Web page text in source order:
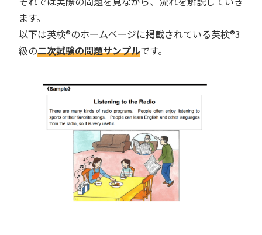
ます。
以下は英検®︎のホームページに掲載されている英検®︎3
級の二次試験の問題サンプルです。